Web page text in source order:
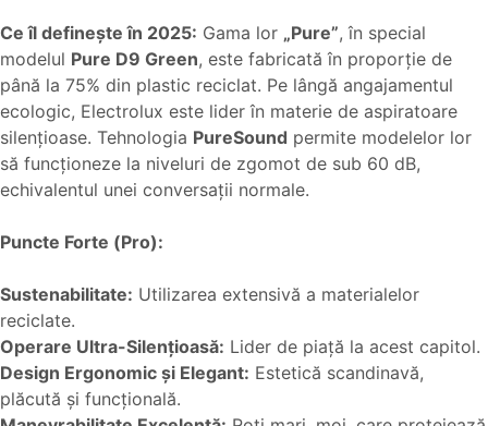
Ce îl definește în 2025: Gama lor „Pure”, în special
modelul Pure D9 Green, este fabricată în proporție de
până la 75% din plastic reciclat. Pe lângă angajamentul
ecologic, Electrolux este lider în materie de aspiratoare
silențioase. Tehnologia PureSound permite modelelor lor
să funcționeze la niveluri de zgomot de sub 60 dB,
echivalentul unei conversații normale.
Puncte Forte (Pro):
Sustenabilitate: Utilizarea extensivă a materialelor
reciclate.
Operare Ultra-Silențioasă: Lider de piață la acest capitol.
Design Ergonomic și Elegant: Estetică scandinavă,
plăcută și funcțională.